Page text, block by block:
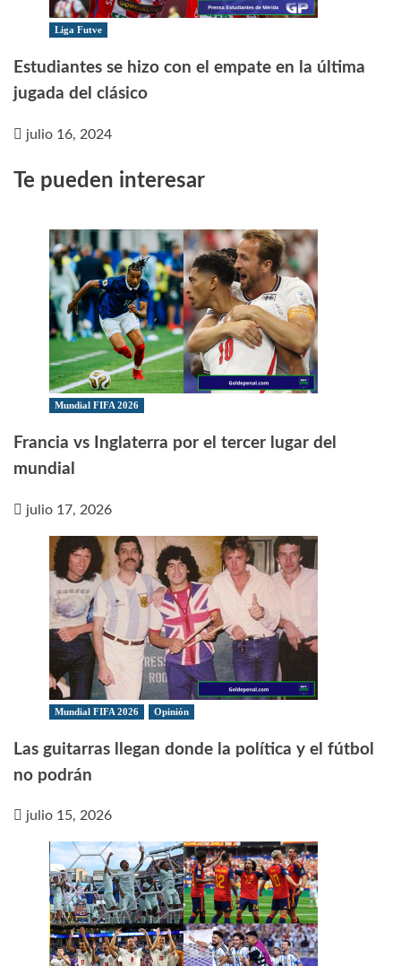
Liga Futve
Estudiantes se hizo con el empate en la última
jugada del clásico
julio 16, 2024
Te pueden interesar
Mundial FIFA 2026
Francia vs Inglaterra por el tercer lugar del
mundial
julio 17, 2026
Mundial FIFA 2026 Opinión
Las guitarras llegan donde la política y el fútbol
no podrán
julio 15, 2026